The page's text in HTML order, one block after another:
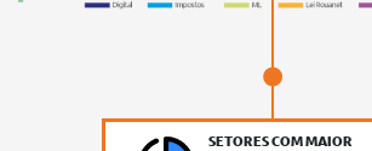
SETORES COM MAIOR